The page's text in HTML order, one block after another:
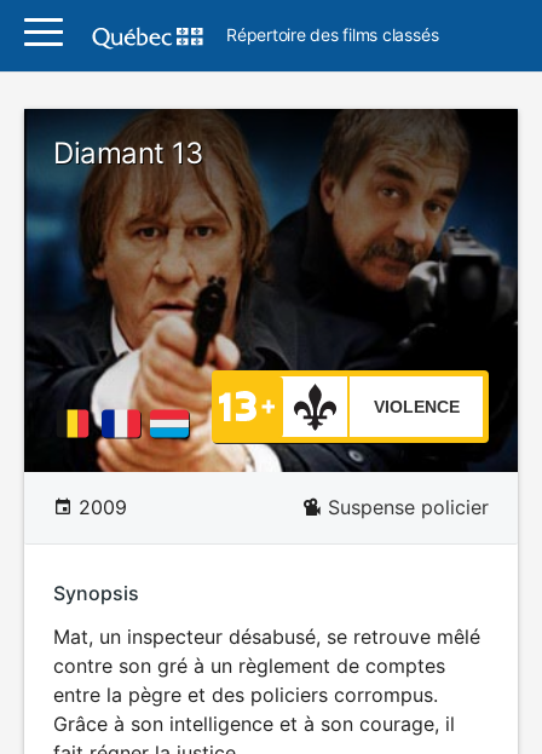
Répertoire des films classés
Diamant 13
VIOLENCE
2009 Suspense policier
Synopsis
Mat, un inspecteur désabusé, se retrouve mêlé
contre son gré à un règlement de comptes
entre la pègre et des policiers corrompus.
Grâce à son intelligence et à son courage, il